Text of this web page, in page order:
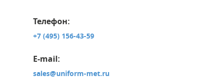
Телефон:
+7 (495) 156-43-59
E-mail:
sales@uniform-met.ru